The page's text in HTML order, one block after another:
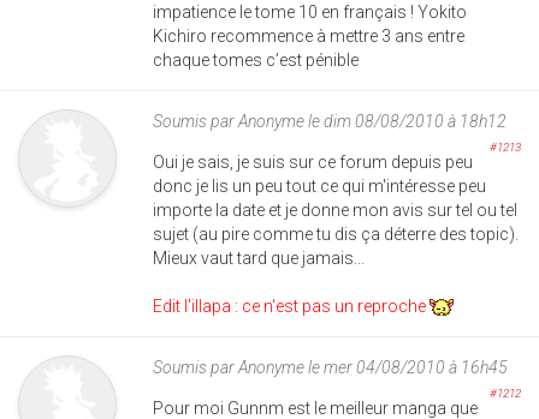
impatience le tome 10 en français ! Yokito
Kichiro recommence à mettre 3 ans entre
chaque tomes c’est pénible
Soumis parAnonymele dim 08/08/2010 à 18h12
#1213
Oui je sais, je suis sur ce forum depuis peu
donc je lis un peu tout ce qui m'intéresse peu
importe la date et je donne mon avis sur tel ou tel
sujet (au pire comme tu dis ça déterre des topic).
Mieux vaut tard que jamais...
Edit l'illapa : ce n'est pas un reproche
Soumis parAnonymele mer 04/08/2010 à 16h45
#1212
Pour moi Gunnm est le meilleur manga que